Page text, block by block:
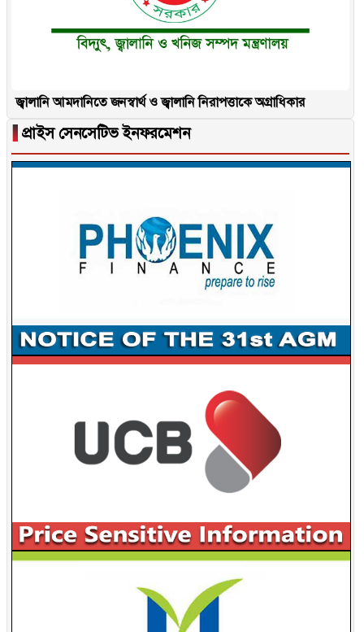
জ্বালানি আমদানিতে জনস্বার্থ ও জ্বালানি নিরাপত্তাকে অগ্রাধিকার
▐ প্রাইস সেনসেটিভ ইনফরমেশন